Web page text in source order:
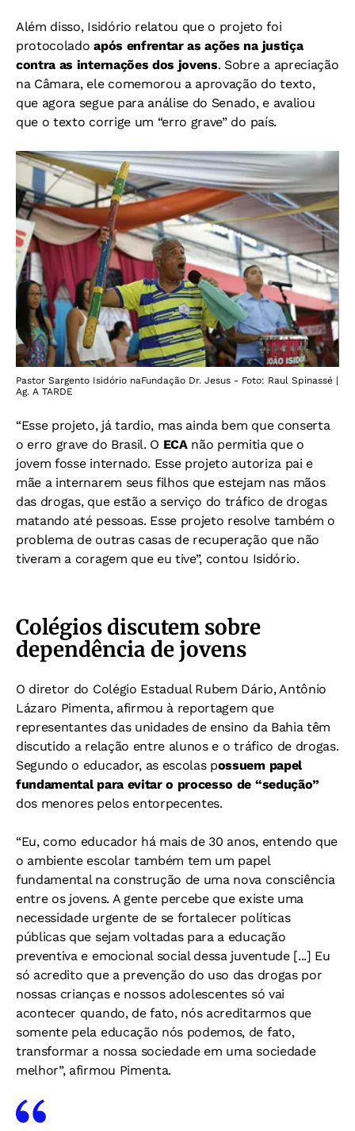
Além disso, Isidório relatou que o projeto foi
protocoladoapós enfrentar as ações na justiça
contra as internações dos jovens. Sobre a apreciação
na Câmara, ele comemorou a aprovação do texto,
que agora segue para análise do Senado, e avaliou
que o texto corrige um “erro grave” do país.
Pastor Sargento Isidório naFundação Dr. Jesus - Foto: Raul Spinassé |
Ag. A TARDE
“Esse projeto, já tardio, mas ainda bem que conserta
o erro grave do Brasil. O ECA não permitia que o
jovem fosse internado. Esse projeto autoriza pai e
mãe a internarem seus filhos que estejam nas mãos
das drogas, que estão a serviço do tráfico de drogas
matando até pessoas. Esse projeto resolve também o
problema de outras casas de recuperação que não
tiveram a coragem que eu tive”, contou Isidório.
Colégios discutem sobre
dependência de jovens
O diretor do Colégio Estadual Rubem Dário, Antônio
Lázaro Pimenta, afirmou à reportagem que
representantes das unidades de ensino da Bahia têm
discutido a relação entre alunos e o tráfico de drogas.
Segundo o educador, as escolas possuem papel
fundamental para evitar o processo de “sedução”
dos menores pelos entorpecentes.
“Eu, como educador há mais de 30 anos, entendo que
o ambiente escolar também tem um papel
fundamental na construção de uma nova consciência
entre os jovens. A gente percebe que existe uma
necessidade urgente de se fortalecer políticas
públicas que sejam voltadas para a educação
preventiva e emocional social dessa juventude [...] Eu
só acredito que a prevenção do uso das drogas por
nossas crianças e nossos adolescentes só vai
acontecer quando, de fato, nós acreditarmos que
somente pela educação nós podemos, de fato,
transformar a nossa sociedade em uma sociedade
melhor”, afirmou Pimenta.